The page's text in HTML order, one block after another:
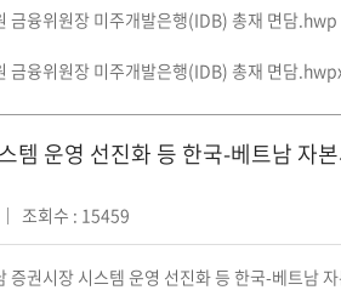
금융위원장 미주개발은행(IDB) 총재 면담.hwp
금융위원장 미주개발은행(IDB) 총재 면담
템 운영 선진화 등 한국-베트남 자
조회수 : 15459
권시장 시스템 운영 선진화 등 한국-베트남